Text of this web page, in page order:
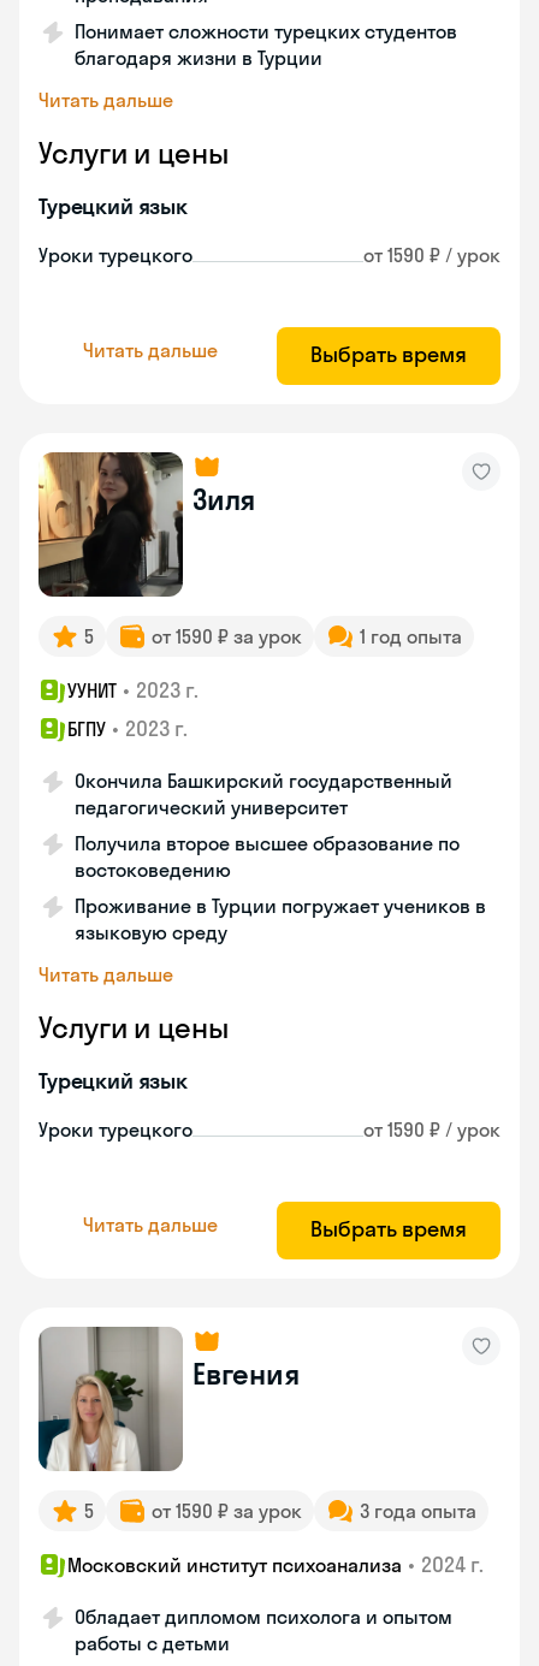
Понимает сложности турецких студентов
благодаря жизни в Турции
Читать дальше
Услуги и цены
Турецкий язык
Уроки турецкого от 1590 ₽ / урок
Читать дальше Выбрать время
Зиля
5 от 1590 ₽ за урок 1 год опыта
УУНИТ • 2023 г.
БГПУ • 2023 г.
Окончила Башкирский государственный
педагогический университет
Получила второе высшее образование по
востоковедению
Проживание в Турции погружает учеников в
языковую среду
Читать дальше
Услуги и цены
Турецкий язык
Уроки турецкого от 1590 ₽ / урок
Читать дальше Выбрать время
Евгения
5 от 1590 ₽ за урок 3 года опыта
Московский институт психоанализа • 2024 г.
Обладает дипломом психолога и опытом
работы с детьми